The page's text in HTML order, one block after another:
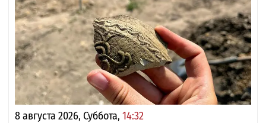
8 августа 2026, Суббота, 14:32